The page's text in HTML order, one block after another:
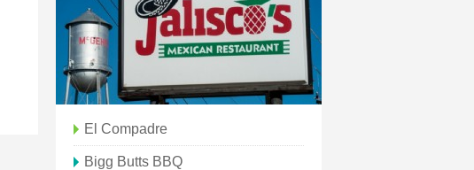
El Compadre
Bigg Butts BBQ